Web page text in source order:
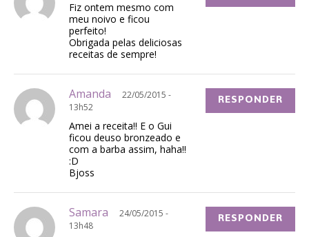
Fiz ontem mesmo com
meu noivo e ficou
perfeito!
Obrigada pelas deliciosas
receitas de sempre!
Amanda
22/05/2015 -
13h52
Amei a receita!! E o Gui
ficou deuso bronzeado e
com a barba assim, haha!!
:D
Bjoss
RESPONDER
Samara
24/05/2015 -
13h48
RESPONDER